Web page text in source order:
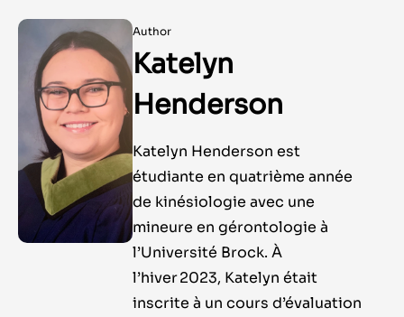
Author
Katelyn
Henderson
Katelyn Henderson est
étudiante en quatrième année
de kinésiologie avec une
mineure en gérontologie à
l’Université Brock. À
l’hiver 2023, Katelyn était
inscrite à un cours d’évaluation